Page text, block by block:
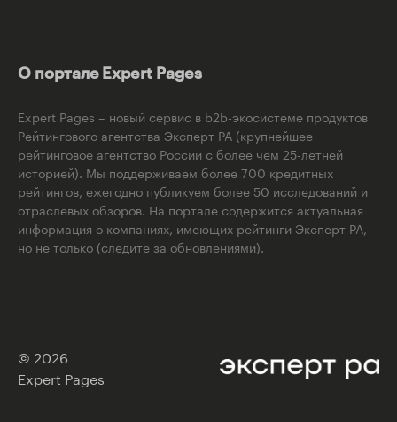
О портале Expert Pages
Expert Pages – новый сервис в b2b-экосистеме продуктов
Рейтингового агентства Эксперт РА (крупнейшее
рейтинговое агентство России с более чем 25-летней
историей). Мы поддерживаем более 700 кредитных
рейтингов, ежегодно публикуем более 50 исследований и
отраслевых обзоров. На портале содержится актуальная
информация о компаниях, имеющих рейтинги Эксперт РА,
но не только (следите за обновлениями).
© 2026
Expert Pages